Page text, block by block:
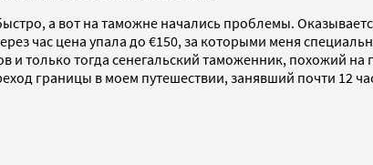
а вот на таможне начались проблемы.
час цена упала до €150, за которыми меня
и только тогда сенегальский таможенник, похожий
границы в моем путешествии, занявший почти 12